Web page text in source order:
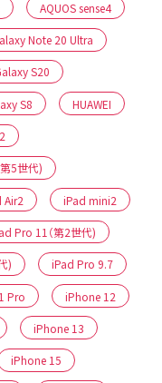
AQUOS sense4
Note 20 Ultra
S20
S8 HUAWEI
5世代)
Air2 iPad mini2
Pro 11（第2世代)
) iPad Pro 9.7
Pro iPhone 12
iPhone 13
iPhone 15